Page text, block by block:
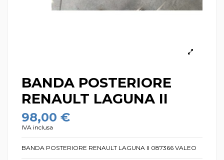
BANDA POSTERIORE
RENAULT LAGUNA II
98,00 €
IVA inclusa
BANDA POSTERIORE RENAULT LAGUNA II 087366 VALEO